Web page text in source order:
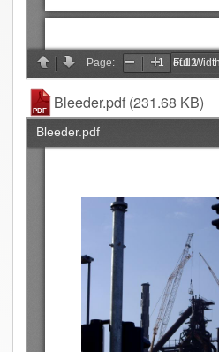
Bleeder.pdf (231.68 KB)